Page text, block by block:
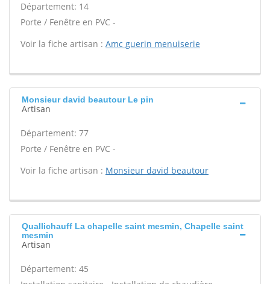
Département: 14
Porte / Fenêtre en PVC -
Voir la fiche artisan : Amc guerin menuiserie
Monsieur david beautour Le pin
Artisan
Département: 77
Porte / Fenêtre en PVC -
Voir la fiche artisan : Monsieur david beautour
Quallichauff La chapelle saint mesmin, Chapelle saint
mesmin
Artisan
Département: 45